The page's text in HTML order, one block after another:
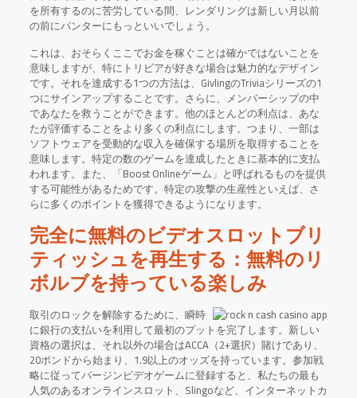
を所有するのに苦労している間、レンダリングは新しい月以前
の前にパンターにもっといいでしょう。
これは、おそらくここでお金を稼ぐことは確かではないことを
意味しますが、特にトリビアが好きな場合は魅力的なデザイン
です。それを達成する1つの方法は、GivlingのTriviaシリーズの1
つにサインアップすることです。さらに、メンバーシップの中
であなたを救うことができます。他のほとんどの利点は、あな
たが評価することをより多くの利点にします。つまり、一部は
ソフトウェアを受動的な収入を確保する場所を取得することを
意味します。特定の数のゲームを達成したときに基本的に支払
われます。また、「Boost Onlineゲーム」と呼ばれるものを提供
する可能性があるためです。特定の攻撃の生産性といえば、さ
らに多くのポイントを獲得できるようになります。
完全に無料のビデオスロットブリ
ティッシュを再生する：無料のリ
ボルブを持っている楽しみ
取引のロックを解除するために、瞬時
に銀行の支払いを利用して最初のプットを完了します。新しい
資格の選択は、それ以外の場合はACCA（2+選択）賭けであり、
20ポンドから始まり、1.9以上のオッズを持っています。参加戦
略に従ってバージンビデオゲームに登録すると、私たちの最も
人気のあるオンラインスロット、Slingoなど、インターネットカ